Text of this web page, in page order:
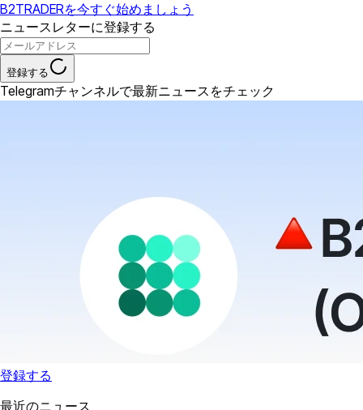
B2TRADERを今すぐ始めましょう
ニュースレターに登録する
登録する
Telegramチャンネルで最新ニュースをチェック
登録する
最近のニュース